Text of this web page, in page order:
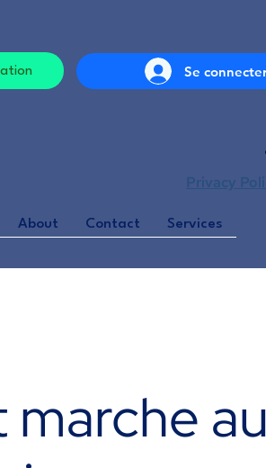
Se
Privacy
About Contact Services
au